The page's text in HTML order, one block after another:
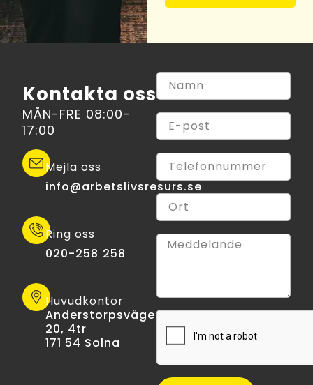
Kontakta oss
MÅN-FRE 08:00-
17:00
Mejla oss
info@arbetslivsresurs.se​
Ring oss
020-258 258
Huvudkontor
Anderstorpsvägen
20, 4tr
171 54 Solna